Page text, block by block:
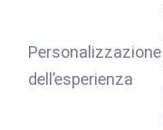
Personalizzazione
dell’esperienza